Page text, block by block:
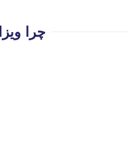
چرا ویزا۲۰۲۰؟